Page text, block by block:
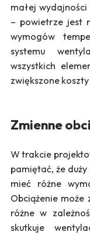
małej
– powietrze jest
wymogów
systemu
wszystkich
zwiększone
Zmienne
W trakcie
pamiętać, że
mieć różne
Obciążenie może
różne w
skutkuje